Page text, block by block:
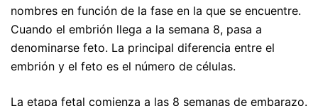
nombres en función de la fase en la que se encuentre.
Cuando el embrión llega a la semana 8, pasa a
denominarse feto. La principal diferencia entre el
embrión y el feto es el número de células.
La etapa fetal comienza a las 8 semanas de embarazo.